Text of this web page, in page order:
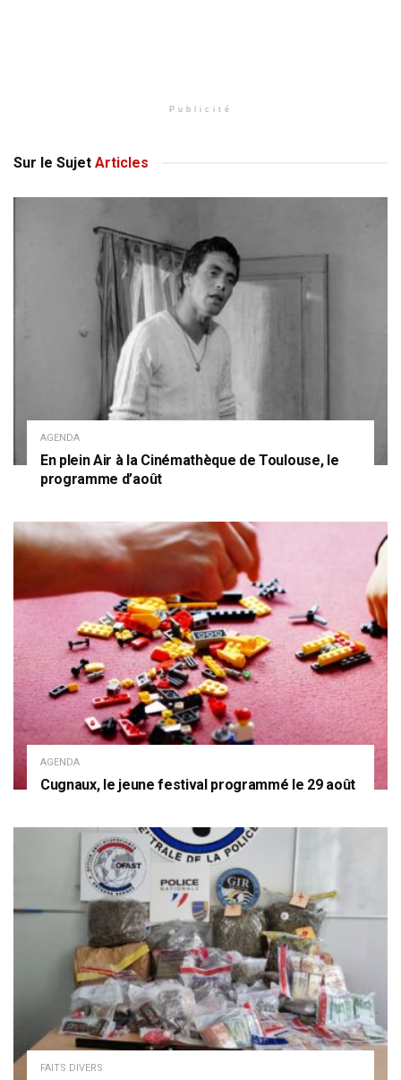
Publicité
Sur le Sujet Articles
AGENDA
En plein Air à la Cinémathèque de Toulouse, le
programme d’août
AGENDA
Cugnaux, le jeune festival programmé le 29 août
FAITS DIVERS